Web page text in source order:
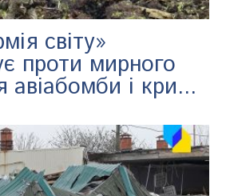
світу»
проти мирного
авіабомби і кри...